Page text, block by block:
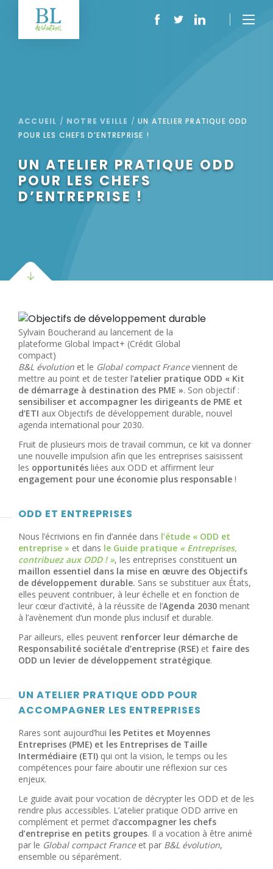
ACCUEIL / NOTRE VEILLE /UN ATELIER PRATIQUE ODD
POUR LES CHEFS D’ENTREPRISE !
UN ATELIER PRATIQUE ODD
POUR LES CHEFS
D’ENTREPRISE !
Sylvain Boucherand au lancement de la
plateforme Global Impact+ (Crédit Global
compact)
B&L évolution et le Global compact Franceviennent de
mettre au point et de tester l’atelier pratique ODD « Kit
de démarrage à destination des PME ». Son objectif :
sensibiliser et accompagner les dirigeants de PME et
d’ETI aux Objectifs de développement durable, nouvel
agenda international pour 2030.
Fruit de plusieurs mois de travail commun, ce kit va donner
une nouvelle impulsion afin que les entreprises saisissent
les opportunités liées aux ODD et affirment leur
engagement pour une économie plus responsable !
ODD ET ENTREPRISES
Nous l’écrivions en fin d’année dans l’étude « ODD et
entreprise » et dans le Guide pratique « Entreprises,
contribuez aux ODD ! », les entreprises constituent un
maillon essentiel dans la mise en œuvre des Objectifs
de développement durable. Sans se substituer aux États,
elles peuvent contribuer, à leur échelle et en fonction de
leur cœur d’activité, à la réussite de l’Agenda 2030 menant
à l’avènement d’un monde plus inclusif et durable.
Par ailleurs, elles peuvent renforcer leur démarche de
Responsabilité sociétale d’entreprise (RSE) et faire des
ODD un levier de développement stratégique.
UN ATELIER PRATIQUE ODD POUR
ACCOMPAGNER LES ENTREPRISES
Rares sont aujourd’hui les Petites et Moyennes
Entreprises (PME) et les Entreprises de Taille
Intermédiaire (ETI) qui ont la vision, le temps ou les
compétences pour faire aboutir une réflexion sur ces
enjeux.
Le guide avait pour vocation de décrypter les ODD et de les
rendre plus accessibles. L’atelier pratique ODD arrive en
complément et permet d’accompagner les chefs
d’entreprise en petits groupes. Il a vocation à être animé
par le Global compact Franceet par B&L évolution,
ensemble ou séparément.